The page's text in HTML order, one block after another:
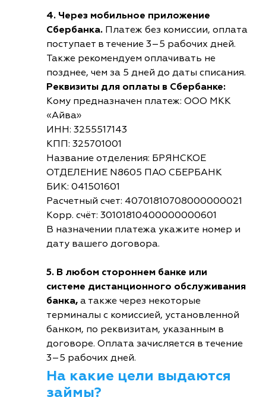
4. Через мобильное приложение
Сбербанка. Платеж без комиссии, оплата
поступает в течение 3–5 рабочих дней.
Также рекомендуем оплачивать не
позднее, чем за 5 дней до даты списания.
Реквизиты для оплаты в Сбербанке:
Кому предназначен платеж: ООО МКК
«Айва»
ИНН: 3255517143
КПП: 325701001
Название отделения: БРЯНСКОЕ
ОТДЕЛЕНИЕ N8605 ПАО СБЕРБАНК
БИК: 041501601
Расчетный счет: 40701810708000000021
Корр. счёт: 30101810400000000601
В назначении платежа укажите номер и
дату вашего договора.
5. В любом стороннем банке или
системе дистанционного обслуживания
банка, а также через некоторые
терминалы с комиссией, установленной
банком, по реквизитам, указанным в
договоре. Оплата зачисляется в течение
3–5 рабочих дней.
На какие цели выдаются
займы?